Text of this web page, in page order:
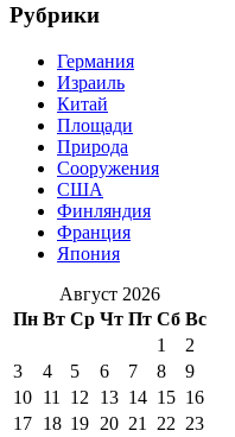
Рубрики
Германия
Израиль
Китай
Площади
Природа
Сооружения
США
Финляндия
Франция
Япония
Август 2026
Пн Вт Ср Чт Пт Сб Вс
1
2
3
4 5 6 7 8
9
10 11 12 13 14 15 16
17 18 19 20 21 22 23